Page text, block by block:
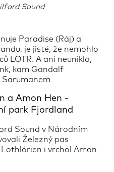
Sound
Paradise (Ráj) a
je jisté, že nemohlo
LOTR. A ani neuniklo,
kam Gandalf
a Amon Hen -
park Fjordland
Sound v Národním
Železný pas
i vrchol Amon